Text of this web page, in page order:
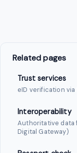
Related pages
Trust services
eID verification via
Interoperability
Authoritative data
Digital Gateway)